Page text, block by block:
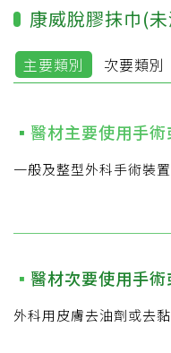
康威脫膠抹巾(
主要類別 次要類別
醫材主要使用手術
一般及整型外科手術裝置
醫材次要使用手術
外科用皮膚去油劑或去